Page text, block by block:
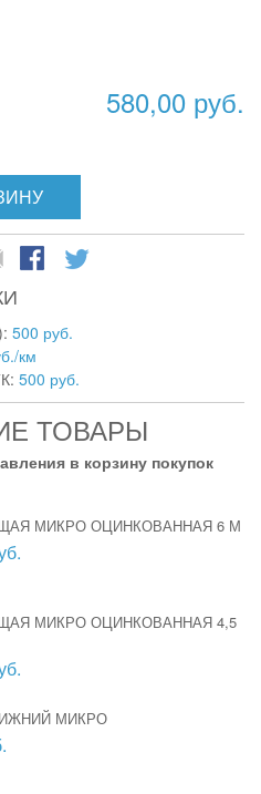
580,00 руб.
500 руб.
км
500 руб.
ТОВАРЫ
в корзину покупок
МИКРО ОЦИНКОВАННАЯ 6 М
МИКРО ОЦИНКОВАННАЯ 4,5
МИКРО